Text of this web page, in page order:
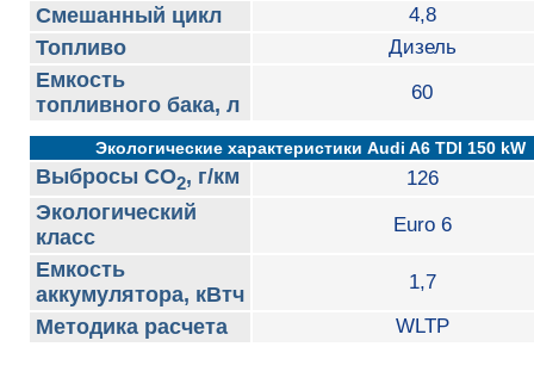
Смешанный цикл 4,8
Топливо Дизель
Емкость
топливного бака, л
60
Экологические характеристики Audi A6 TDI 150 kW
Выбросы CO2, г/км 126
Экологический
класс
Euro 6
Емкость
аккумулятора, кВтч
1,7
Методика расчета WLTP